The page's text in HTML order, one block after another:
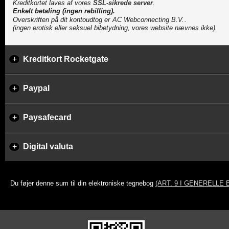
Kreditkortet laves af vores SSL-sikrede server.
Enkelt betaling (ingen rebilling).
Overskriften på dit kontoudtog er
.
(ingen erotisk eller seksuel bibetydning, vores website nævnes ikke).
+ Kreditkort Rocketgate
+ Paypal
+ Paysafecard
+ Digital valuta
Du føjer denne sum til din elektroniske tegnebog (ART. 9 I GENERELLE